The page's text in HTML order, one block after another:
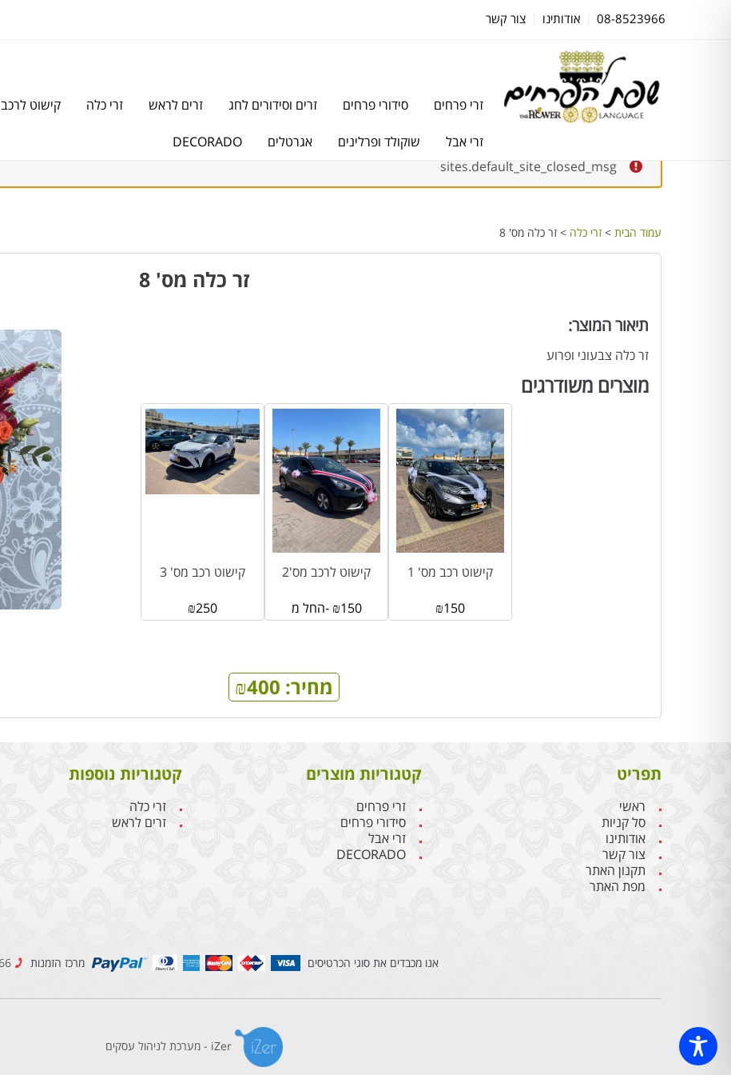
08-8523966 אודותינו צור קשר
זרי פרחים סידורי פרחים זרים וסידורים לחג זרים לראש זרי כלה קישוט לרכב
זרי אבל שוקולד ופרלינים אגרטלים
DECORADO
sites.default_site_closed_msg
עמוד הבית > זרי כלה > זר כלה מס' 8
זר כלה מס' 8
תיאור המוצר:
זר כלה צבעוני ופרוע
מחיר: ₪400
מוצרים משודרגים
קישוט רכב מס' 3
₪250
קישוט לרכב מס'2
החל מ- ₪150
קישוט רכב מס' 1
₪150
תפריט
ראשי
סל קניות
אודותינו
צור קשר
תקנון האתר
מפת האתר
קטגוריות מוצרים
זרי פרחים
סידורי פרחים
זרי אבל
DECORADO
קטגוריות נוספות
זרי כלה
זרים לראש
אנו מכבדים את סוגי הכרטיסים מרכז הזמנות
iZer - מערכת לניהול עסקים